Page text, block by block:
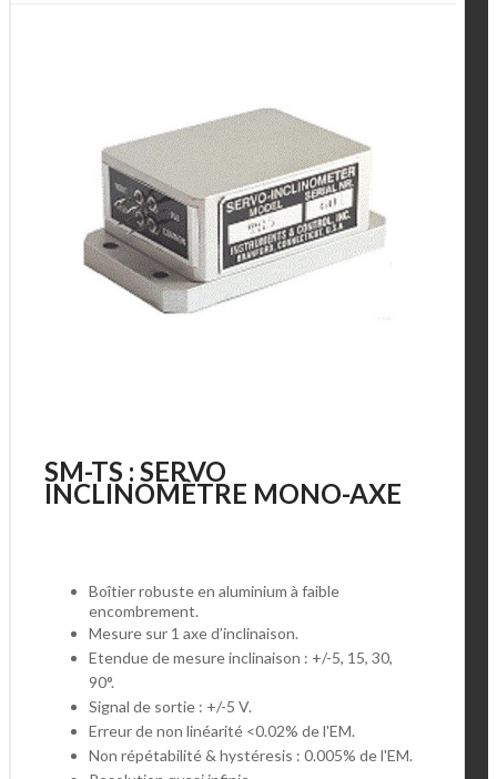
SM-TS : SERVO
INCLINOMÈTRE MONO-AXE
Boîtier robuste en aluminium à faible
encombrement.
Mesure sur 1 axe d’inclinaison.
Etendue de mesure inclinaison : +/-5, 15, 30,
90°.
Signal de sortie : +/-5 V.
Erreur de non linéarité <0.02% de l'EM.
Non répétabilité & hystéresis : 0.005% de l'EM.